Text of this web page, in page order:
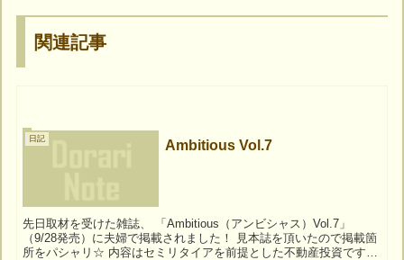
関連記事
日記 Ambitious Vol.7
先日取材を受けた雑誌、 「Ambitious（アンビシャス）Vol.7」
（9/28発売）に夫婦で掲載されました！ 見本誌を頂いたので掲載箇
所をパシャリ☆ 内容はセミリタイアを前提とした不動産投資です。